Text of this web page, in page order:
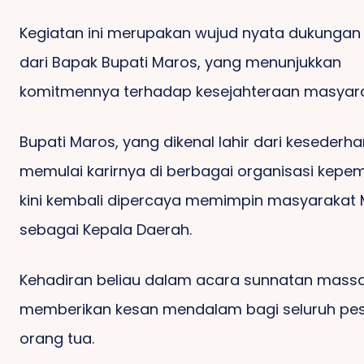
Kegiatan ini merupakan wujud nyata
dari Bapak Bupati Maros, yang menunjukkan
komitmennya terhadap kesejahteraan
Bupati Maros, yang dikenal lahir dari
memulai karirnya di berbagai organisasi
kini kembali dipercaya memimpin masyarakat
sebagai Kepala Daerah.
Kehadiran beliau dalam acara sunnatan
memberikan kesan mendalam bagi seluruh
orang tua.